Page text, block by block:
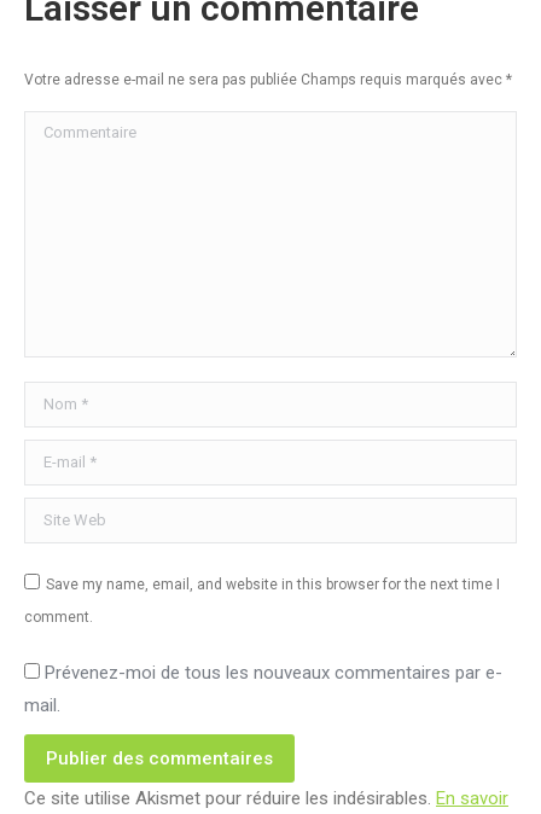
Votre adresse e-mail ne sera pas publiée Champs requis marqués avec *
Commentaire
Nom *
E-mail *
Site Web
Save my name, email, and website in this browser for the next time I
comment.
Prévenez-moi de tous les nouveaux commentaires par e-
mail.
Publier des commentaires
Ce site utilise Akismet pour réduire les indésirables. En savoir